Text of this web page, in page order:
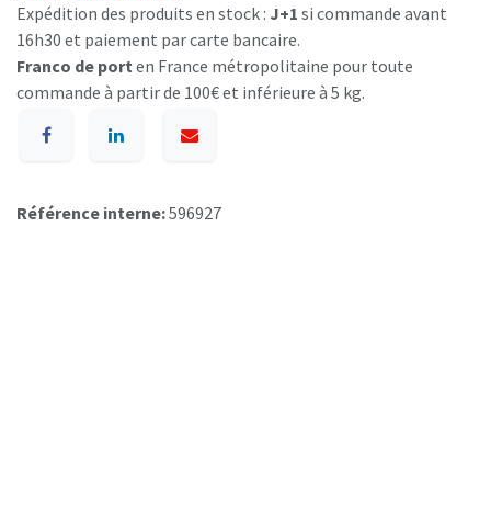
Expédition des produits en stock : J+1 si commande avant
16h30 et paiement par carte bancaire.
Franco de port en France métropolitaine pour toute
commande à partir de 100€ et inférieure à 5 kg.
Référence interne:596927